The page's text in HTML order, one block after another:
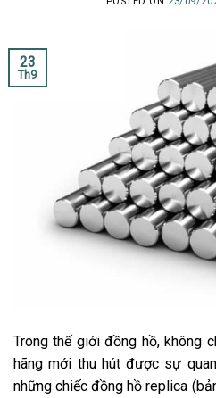
23
Th9
Trong thế giới đồng hồ, không
hãng mới thu hút được sự
những chiếc đồng hồ replica